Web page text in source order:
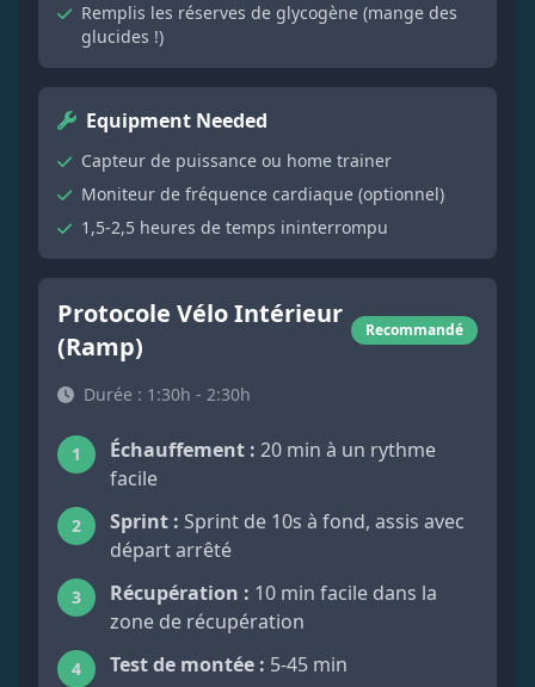
Remplis les réserves de glycogène (mange des
glucides !)
Equipment Needed
Capteur de puissance ou home trainer
Moniteur de fréquence cardiaque (optionnel)
1,5-2,5 heures de temps ininterrompu
Protocole Vélo Intérieur
(Ramp)
Recommandé
Durée : 1:30h - 2:30h
1 Échauffement : 20 min à un rythme
facile
2 Sprint : Sprint de 10s à fond, assis avec
départ arrêté
3 Récupération : 10 min facile dans la
zone de récupération
4 Test de montée : 5-45 min